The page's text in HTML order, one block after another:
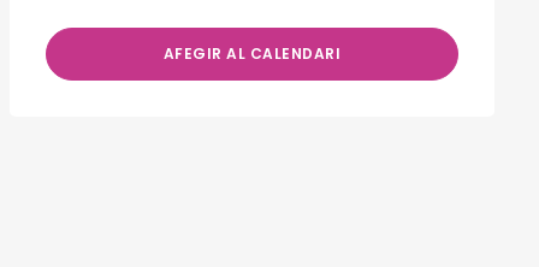
AFEGIR AL CALENDARI